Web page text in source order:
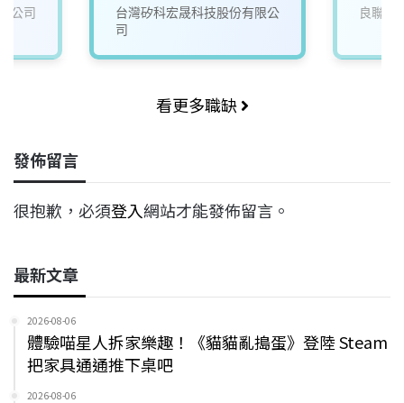
公司
台灣矽科宏晟科技股份有限公
司
良聯工
看更多職缺
發佈留言
很抱歉，必須登入網站才能發佈留言。
最新文章
2026-08-06
體驗喵星人拆家樂趣！《貓貓亂搗蛋》登陸 Steam
把家具通通推下桌吧
2026-08-06